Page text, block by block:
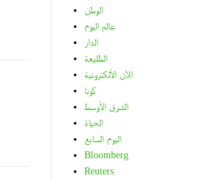
الوطن
عالم اليوم
الدار
الطليعة
الآن الألكترونية
كونا
الشرق الأوسط
الحياة
اليوم السابع
Bloomberg
Reuters